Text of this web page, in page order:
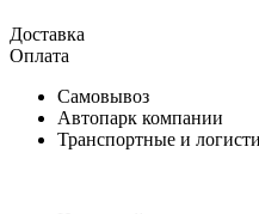
Доставка
Оплата
Самовывоз
Автопарк компании
Транспортные и